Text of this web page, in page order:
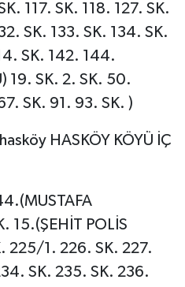
117. SK. 118. 127. SK.
SK. 133. SK. 134. SK.
SK. 142. 144.
19. SK. 2. SK. 50.
SK. 91. 93. SK. )
HASKÖY KÖYÜ İÇ
15.(ŞEHİT POLİS
225/1. 226. SK. 227.
SK. 235. SK. 236.